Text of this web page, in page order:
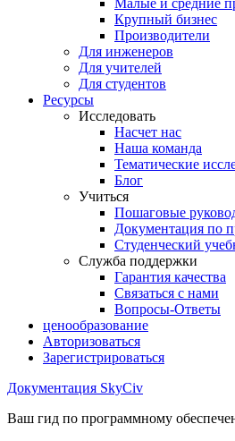
Малые и средние
Крупный бизнес
Производители
Для инженеров
Для учителей
Для студентов
Ресурсы
Исследовать
Насчет нас
Наша команда
Тематические
Блог
Учиться
Пошаговые
Документация по
Студенческий
Служба поддержки
Гарантия качества
Связаться с нами
Вопросы-Ответы
ценообразование
Авторизоваться
Зарегистрироваться
Документация SkyCiv
Ваш гид по программному